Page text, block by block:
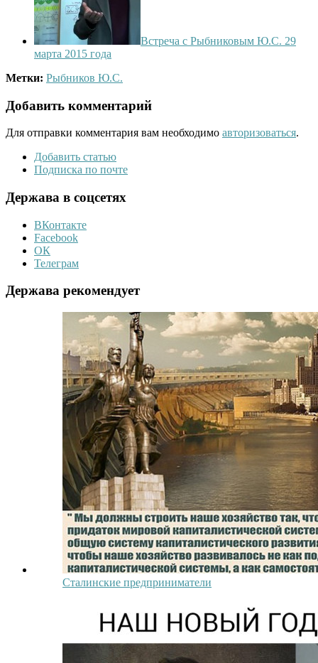
Встреча с Рыбниковым Ю.С. 29
марта 2015 года
Метки: Рыбников Ю.С.
Добавить комментарий
Для отправки комментария вам необходимо авторизоваться.
Добавить статью
Подписка по почте
Держава в соцсетях
ВКонтакте
Facebook
ОК
Телеграм
Держава рекомендует
Сталинские предприниматели